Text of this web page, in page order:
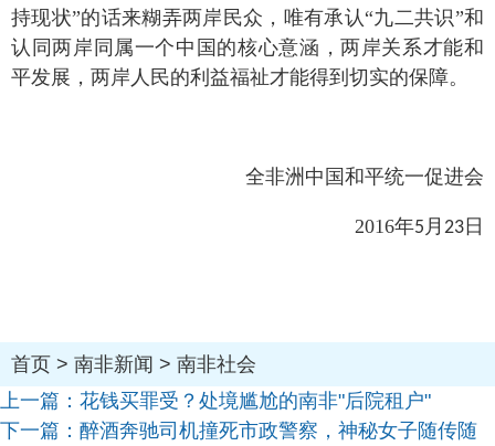
持现状”的话来糊弄两岸民众，唯有承认“九二共识”和
认同两岸同属一个中国的核心意涵，两岸关系才能和
平发展，两岸人民的利益福祉才能得到切实的保障。
全非洲中国和平统一促进会
2016年5 月 23 日
首页 > 南非新闻 > 南非社会
上一篇： 花钱买罪受？处境尴尬的南非"后院租户"
下一篇： 醉酒奔驰司机撞死市政警察，神秘女子随传随